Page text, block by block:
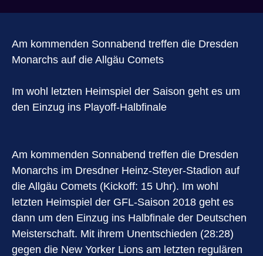
Am kommenden Sonnabend treffen die Dresden
Monarchs auf die Allgäu Comets
Im wohl letzten Heimspiel der Saison geht es um
den Einzug ins Playoff-Halbfinale
Am kommenden Sonnabend treffen die Dresden
Monarchs im Dresdner Heinz-Steyer-Stadion auf
die Allgäu Comets (Kickoff: 15 Uhr). Im wohl
letzten Heimspiel der GFL-Saison 2018 geht es
dann um den Einzug ins Halbfinale der Deutschen
Meisterschaft. Mit ihrem Unentschieden (28:28)
gegen die New Yorker Lions am letzten regulären